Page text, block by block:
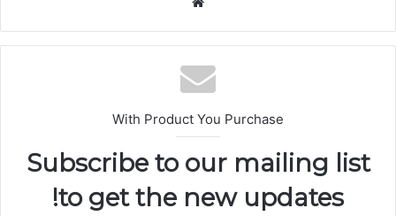
الوي
ب
With Product You Purchase
Subscribe to our mailing list
to get the new updates!